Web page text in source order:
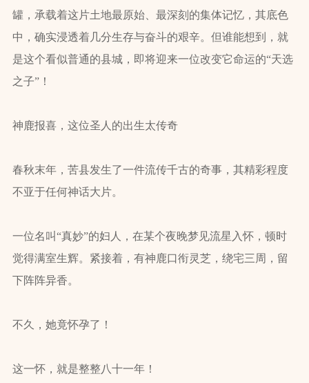
罐，承载着这片土地最原始、最深刻的集体记忆，其底色
中，确实浸透着几分生存与奋斗的艰辛。但谁能想到，就
是这个看似普通的县城，即将迎来一位改变它命运的“天选
之子”！
神鹿报喜，这位圣人的出生太传奇
春秋末年，苦县发生了一件流传千古的奇事，其精彩程度
不亚于任何神话大片。
一位名叫“真妙”的妇人，在某个夜晚梦见流星入怀，顿时
觉得满室生辉。紧接着，有神鹿口衔灵芝，绕宅三周，留
下阵阵异香。
不久，她竟怀孕了！
这一怀，就是整整八十一年！